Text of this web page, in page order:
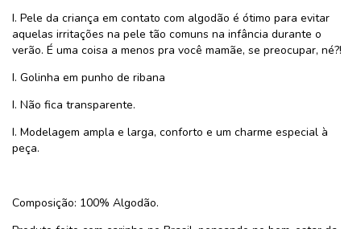
I. Pele da criança em contato com algodão é ótimo para evitar
aquelas irritações na pele tão comuns na infância durante o
verão. É uma coisa a menos pra você mamãe, se preocupar, né?!
I. Golinha em punho de ribana
I. Não fica transparente.
I. Modelagem ampla e larga, conforto e um charme especial à
peça.
Composição: 100% Algodão.